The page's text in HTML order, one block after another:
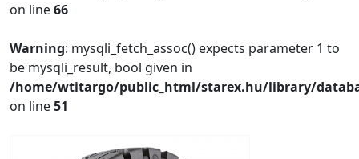
on line66
Warning: mysqli_fetch_assoc() expects parameter 1 to
be mysqli_result, bool given in
/home/wtitargo/public_html/starex.hu/library/
on line51